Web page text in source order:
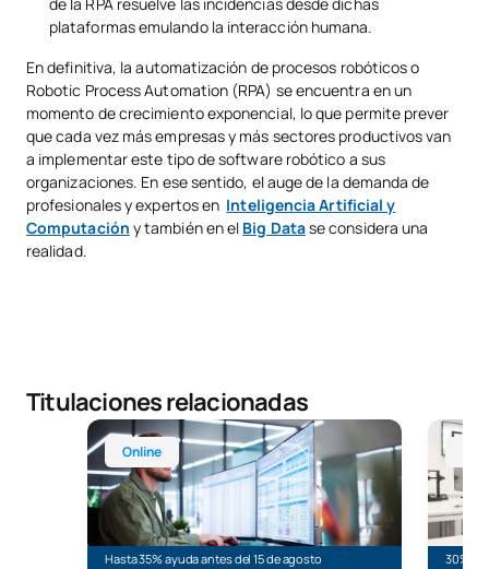
plataformas emulando la interacción humana.
En definitiva, la automatización de procesos robóticos o
Robotic Process Automation (RPA) se encuentra en un
momento de crecimiento exponencial, lo que permite prever
que cada vez más empresas y más sectores productivos van
a implementar este tipo de software robótico a sus
organizaciones. En ese sentido, el auge de la demanda de
profesionales y expertos en Inteligencia Artificial y
Computación y también en el Big Datase considera una
realidad.
Titulaciones relacionadas
Online
Hasta 35% ayuda antes del 15 de agosto
Máster Universitario Online en Big Data para los
30% de
Grado